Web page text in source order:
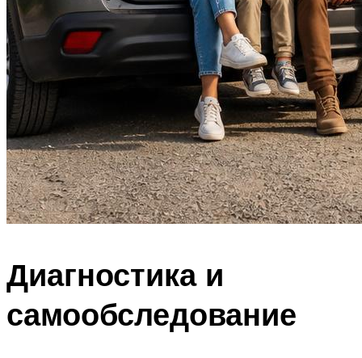
Диагностика и
самообследование